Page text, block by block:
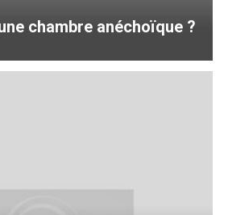
chambre anéchoïque ?